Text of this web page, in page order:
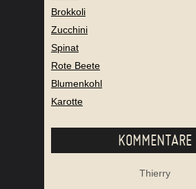
Brokkoli
Zucchini
Spinat
Rote Beete
Blumenkohl
Karotte
KOMMENTARE
Thierry